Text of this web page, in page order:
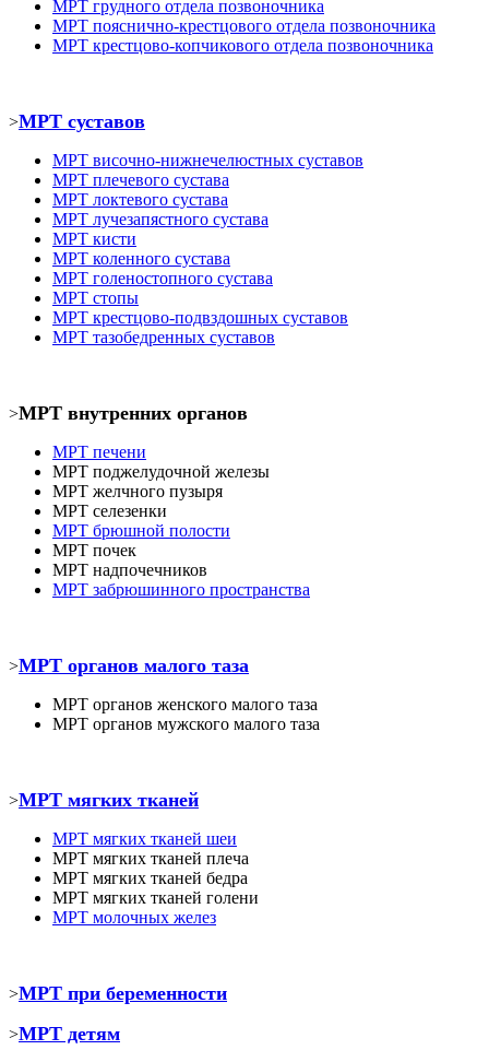
МРТ грудного отдела позвоночника
МРТ пояснично-крестцового отдела позвоночника
МРТ крестцово-копчикового отдела позвоночника
>МРТ суставов
МРТ височно-нижнечелюстных суставов
МРТ плечевого сустава
МРТ локтевого сустава
МРТ лучезапястного сустава
МРТ кисти
МРТ коленного сустава
МРТ голеностопного сустава
МРТ стопы
МРТ крестцово-подвздошных суставов
МРТ тазобедренных суставов
>МРТ внутренних органов
МРТ печени
МРТ поджелудочной железы
МРТ желчного пузыря
МРТ селезенки
МРТ брюшной полости
МРТ почек
МРТ надпочечников
МРТ забрюшинного пространства
>МРТ органов малого таза
МРТ органов женского малого таза
МРТ органов мужского малого таза
>МРТ мягких тканей
МРТ мягких тканей шеи
МРТ мягких тканей плеча
МРТ мягких тканей бедра
МРТ мягких тканей голени
МРТ молочных желез
>МРТ при беременности
>МРТ детям